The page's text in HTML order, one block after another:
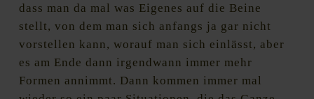
dass man da mal was Eigenes auf die Beine
stellt, von dem man sich anfangs ja gar nicht
vorstellen kann, worauf man sich einlässt, aber
es am Ende dann irgendwann immer mehr
Formen annimmt. Dann kommen immer mal